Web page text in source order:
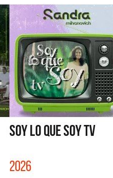
SOY LO QUE SOY TV
2026